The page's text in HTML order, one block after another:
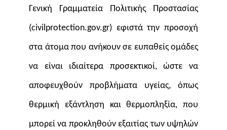
Γενική Γραμματεία Πολιτικής Προστασίας
(civilprotection.gov.gr) εφιστά την προσοχή
στα άτομα που ανήκουν σε ευπαθείς ομάδες
να είναι ιδιαίτερα προσεκτικοί, ώστε να
αποφευχθούν προβλήματα υγείας, όπως
θερμική εξάντληση και θερμοπληξία, που
μπορεί να προκληθούν εξαιτίας των υψηλών